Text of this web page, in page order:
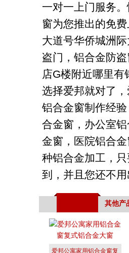
一对一上门服务
窗为您推出的免
大道号华侨城洲
盗门，铝合金防
店G楼附近哪里
选择爱邦就对了
铝合金窗制作经
合金窗，办公室
金窗，医院铝合
种铝合金加工，
到，并且您还不
其他产
爱邦公寓家用铝合金窗复